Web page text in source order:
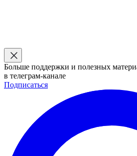
Больше поддержки и полезных
в телеграм-канале
Подписаться